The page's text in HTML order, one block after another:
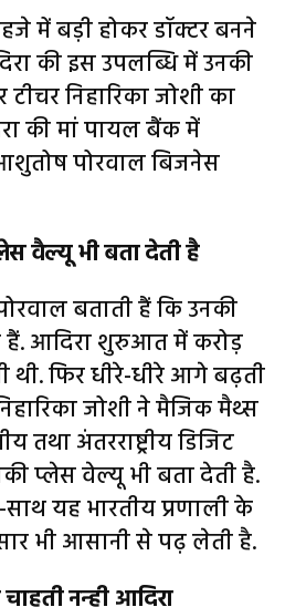
में बड़ी होकर डॉक्टर बनने
की इस उपलब्धि में उनकी
निहारिका जोशी का
की मां पायल बैंक में
पोरवाल बिजनेस
वैल्यू भी बता देती है
बताती हैं कि उनकी
हैं. आदिरा शुरुआत में करोड़
फिर धीरे-धीरे आगे बढ़ती
जोशी ने मैजिक मैथ्स
तथा अंतरराष्ट्रीय डिजिट
प्लेस वेल्यू भी बता देती है.
यह भारतीय प्रणाली के
भी आसानी से पढ़ लेती है.
नन्ही आदिरा